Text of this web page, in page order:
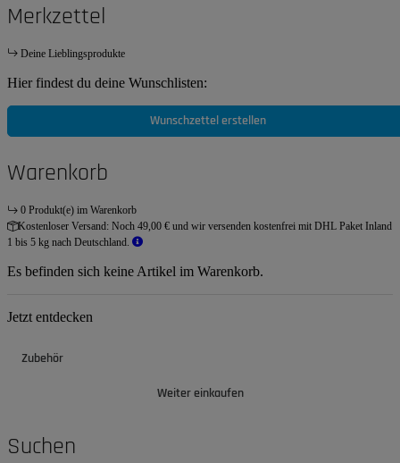
Merkzettel
Deine Lieblingsprodukte
Hier findest du deine Wunschlisten:
Wunschzettel erstellen
Warenkorb
0 Produkt(e) im Warenkorb
Kostenloser Versand: Noch 49,00 € und wir versenden kostenfrei mit DHL Paket Inland
1 bis 5 kg nach Deutschland.
Es befinden sich keine Artikel im Warenkorb.
Jetzt entdecken
Zubehör
Weiter einkaufen
Suchen